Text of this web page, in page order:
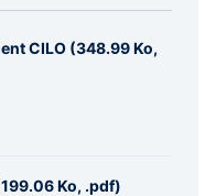
CILO (348.99 Ko,
Ko, .pdf)